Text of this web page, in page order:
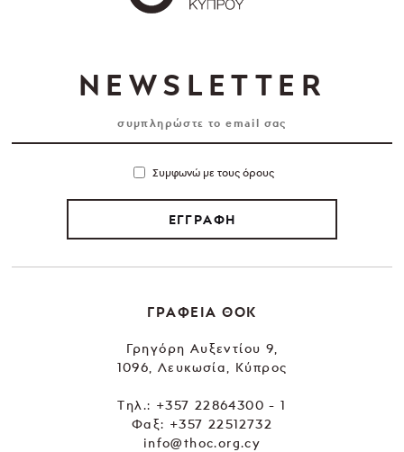
NEWSLETTER
Συμφωνώ με τους όρους
ΕΓΓΡΑΦΗ
ΓΡΑΦΕΙΑ ΘΟΚ
Γρηγόρη Αυξεντίου 9,
1096, Λευκωσία, Κύπρος
Tηλ.: +357 22864300 - 1
Φαξ: +357 22512732
info@thoc.org.cy